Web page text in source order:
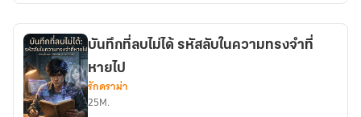
บันทึกที่ลบไม่ได้ รหัสลับในความทรงจำที่
หายไป
รักดราม่า
25M.